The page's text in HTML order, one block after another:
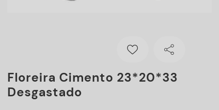
Floreira Cimento 23*20*33
Desgastado